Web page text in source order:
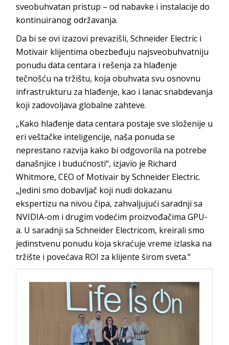
sveobuhvatan pristup – od nabavke i instalacije do
kontinuiranog održavanja.
Da bi se ovi izazovi prevazišli, Schneider Electric i
Motivair klijentima obezbeđuju najsveobuhvatniju
ponudu data centara i rešenja za hlađenje
tečnošću na tržištu, koja obuhvata svu osnovnu
infrastrukturu za hlađenje, kao i lanac snabdevanja
koji zadovoljava globalne zahteve.
„Kako hlađenje data centara postaje sve složenije u
eri veštačke inteligencije, naša ponuda se
neprestano razvija kako bi odgovorila na potrebe
današnjice i budućnosti“, izjavio je Richard
Whitmore, CEO of Motivair by Schneider Electric.
„Jedini smo dobavljač koji nudi dokazanu
ekspertizu na nivou čipa, zahvaljujući saradnji sa
NVIDIA-om i drugim vodećim proizvođačima GPU-
a. U saradnji sa Schneider Electricom, kreirali smo
jedinstvenu ponudu koja skraćuje vreme izlaska na
tržište i povećava ROI za klijente širom sveta.“